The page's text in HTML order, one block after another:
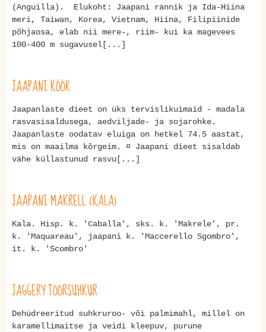
(Anguilla). Elukoht: Jaapani rannik ja Ida-Hiina
meri, Taiwan, Korea, Vietnam, Hiina, Filipiinide
põhjaosa, elab nii mere-, riim- kui ka magevees
100-400 m sügavusel[...]
JAAPANI KÖÖK
Jaapanlaste dieet on üks tervislikuimaid - madala
rasvasisaldusega, aedviljade- ja sojarohke.
Jaapanlaste oodatav eluiga on hetkel 74.5 aastat,
mis on maailma kõrgeim. ¤ Jaapani dieet sisaldab
vähe küllastunud rasvu[...]
JAAPANI MAKRELL (KALA)
Kala. Hisp. k. 'Caballa', sks. k. 'Makrele', pr.
k. 'Maquareau', jaapani k. 'Maccerello Sgombro',
it. k. 'Scombro'
JAGGERY TOORSUHKUR
Dehüdreeritud suhkruroo- või palmimahl, millel on
karamellimaitse ja veidi kleepuv, purune